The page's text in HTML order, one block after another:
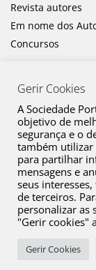
Revista autores
Em nome dos
Concursos
Canal de
Plano de
Política de
Política de
Copyright
Gerir Cookies
A Sociedade
objetivo de
segurança e o
também utilizar
para partilhar
mensagens e
seus
de terceiros.
personalizar as
"Gerir cookies"
Gerir Cookies